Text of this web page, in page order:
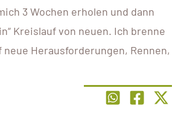
3 Wochen erholen und dann
Kreislauf von neuen. Ich brenne
Herausforderungen, Rennen,